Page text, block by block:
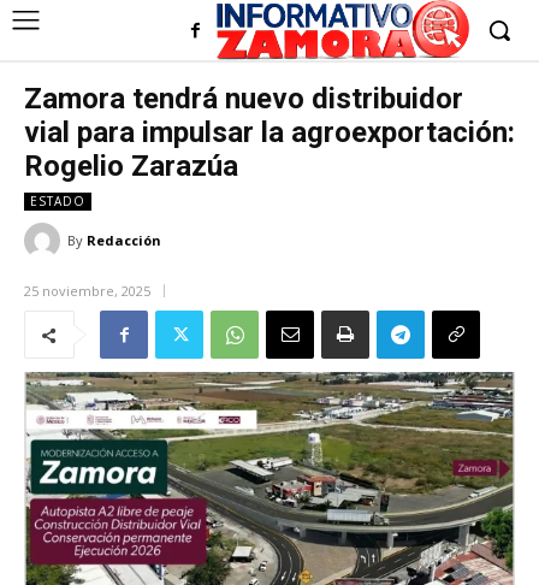
Zamora tendrá nuevo distribuidor
vial para impulsar la agroexportación:
Rogelio Zarazúa
ESTADO
By Redacción
25 noviembre, 2025